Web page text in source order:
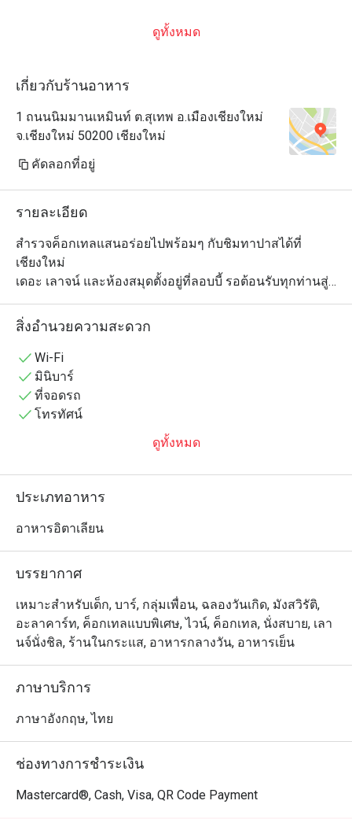
ดูทั้งหมด
เกี่ยวกับร้านอาหาร
1 ถนนนิมมานเหมินท์ ต.สุเทพ อ.เมืองเชียงใหม่
จ.เชียงใหม่ 50200 เชียงใหม่
คัดลอกที่อยู่
รายละเอียด
สำรวจค็อกเทลแสนอร่อยไปพร้อมๆ กับชิมทาปาสได้ที่
เชียงใหม่
เดอะ เลาจน์ และห้องสมุดตั้งอยู่ที่ลอบบี้ รอต้อนรับทุกท่านสู่
ยู นิมมาน เพื่อผ่อนคลายไปกับชุดน้ำชาและของว่างยามบ่าย
เครื่องดื่ม ไวน์ ค็อกเทลที่ท่านชอบ และทาปาส พร้อมเลือก
สิ่งอำนวยความสะดวก
Wi-Fi
มินิบาร์
ที่จอดรถ
โทรทัศน์
ดูทั้งหมด
ประเภทอาหาร
อาหารอิตาเลียน
บรรยากาศ
เหมาะสำหรับเด็ก, บาร์, กลุ่มเพื่อน, ฉลองวันเกิด, มังสวิรัติ,
อะลาคาร์ท, ค็อกเทลแบบพิเศษ, ไวน์, ค็อกเทล, นั่งสบาย, เลา
นจ์นั่งชิล, ร้านในกระแส, อาหารกลางวัน, อาหารเย็น
ภาษาบริการ
ภาษาอังกฤษ, ไทย
ช่องทางการชำระเงิน
Mastercard®, Cash, Visa, QR Code Payment